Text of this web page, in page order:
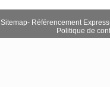
Sitemap- Référencement Express
Politique de